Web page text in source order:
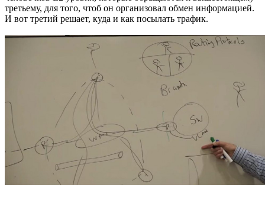
третьему, для того, чтоб он организовал обмен информацией.
И вот третий решает, куда и как посылать трафик.